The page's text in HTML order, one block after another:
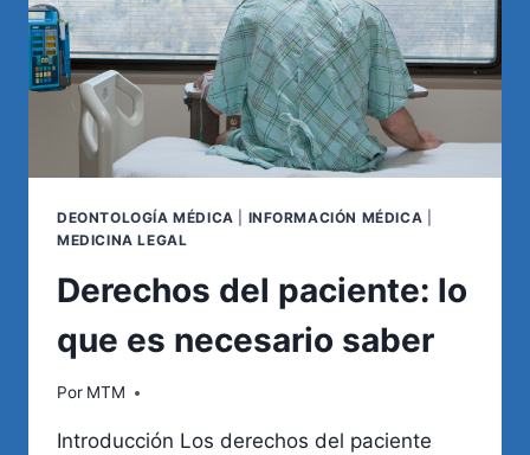
10
DEONTOLOGÍA MÉDICA INFORMACIÓN MÉDICA
MEDICINA LEGAL
Derechos del paciente: lo
que es necesario saber
Por MTM
Introducción Los derechos del paciente